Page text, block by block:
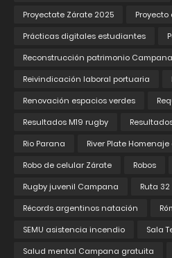
Proyectate Zárate 2025
Proyecto
Prácticas digitales estudiantes
Reconstrucción patrimonio Campana
Reivindicación laboral portuaria
Renovación espacios verdes
Resultados M19 rugby
Rio Parana
River Plate
Robo de celular Zárate
Robos
Rugby juvenil Campana
Ruta 32
Récords argentinos natación
SEMU asistencia incendio
Sala
Salud mental Campana gratuita